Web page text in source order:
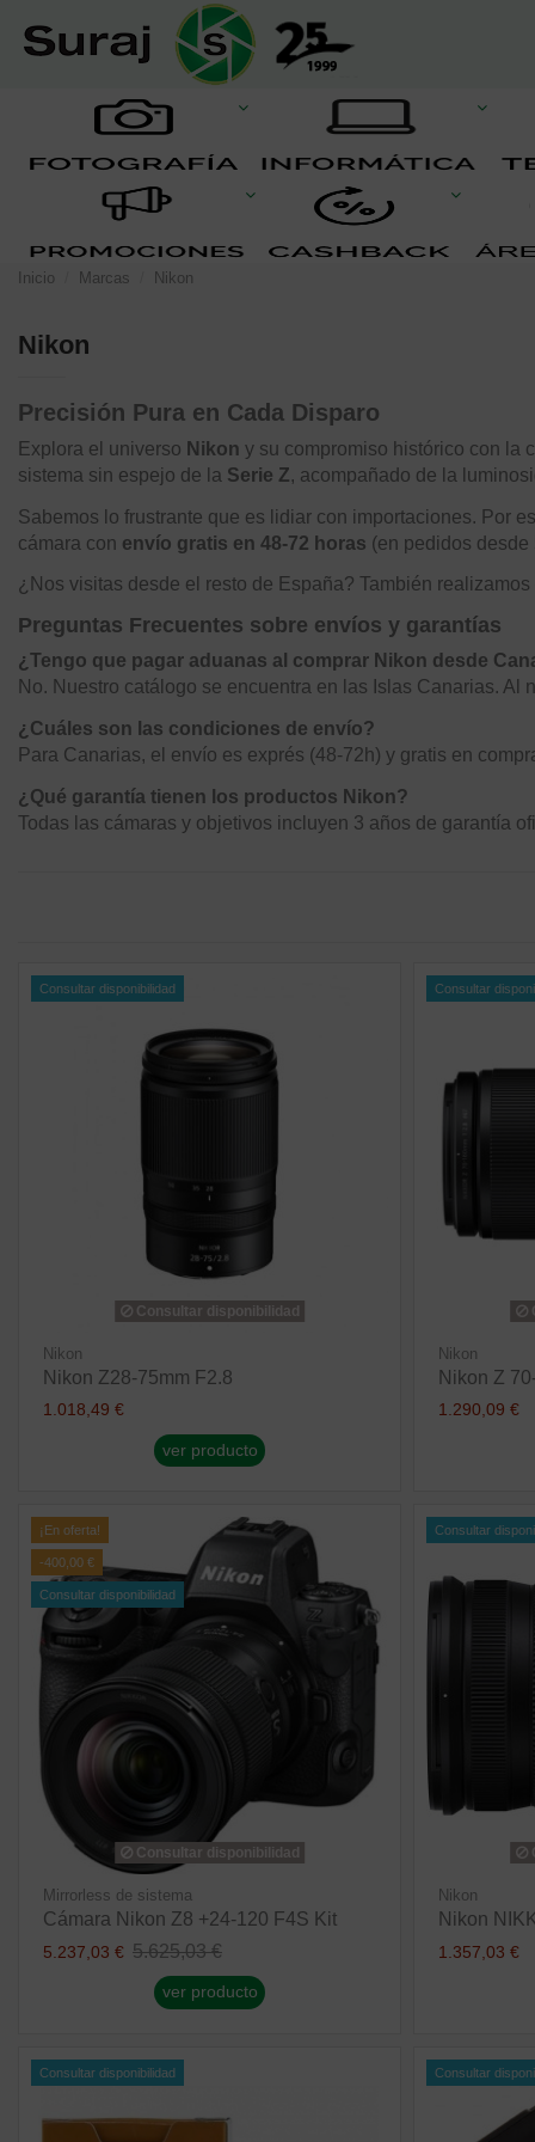
Inicio Marcas Nikon
Nikon
Precisión Pura en Cada Disparo
Explora el universo Nikon y su compromiso histórico con la
sistema sin espejo de la Serie Z, acompañado de la
Sabemos lo frustrante que es lidiar con importaciones. Por
cámara con envío gratis en 48-72 horas (en pedidos desde
¿Nos visitas desde el resto de España? También realizamos
Preguntas Frecuentes sobre envíos y garantías
¿Tengo que pagar aduanas al comprar Nikon desde
No. Nuestro catálogo se encuentra en las Islas Canarias.
¿Cuáles son las condiciones de envío?
Para Canarias, el envío es exprés (48-72h) y gratis en
¿Qué garantía tienen los productos Nikon?
Todas las cámaras y objetivos incluyen 3 años de garantía
Consultar disponibilidad
Consultar disponibilidad
Nikon
Nikon Z28-75mm F2.8
1.018,49 €
ver producto
Consultar
Nikon
Nikon Z
1.290,09 €
¡En oferta!
-400,00 €
Consultar disponibilidad
Consultar disponibilidad
Mirrorless de sistema
Cámara Nikon Z8 +24-120 F4S Kit
5.237,03 € 5.625,03 €
ver producto
Consultar
Nikon
Nikon
1.357,03 €
Consultar disponibilidad Consultar